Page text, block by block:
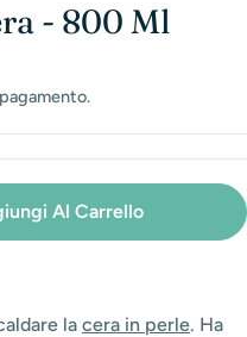
- 800 Ml
Scaldacera -
Per Pentolino
Al Carrello
la cera in perle. Ha